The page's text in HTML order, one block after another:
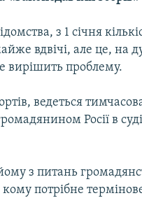
з 1 січня
вдвічі, але це, на
вирішить проблему.
ведеться
Росії в
з питань
потрібне